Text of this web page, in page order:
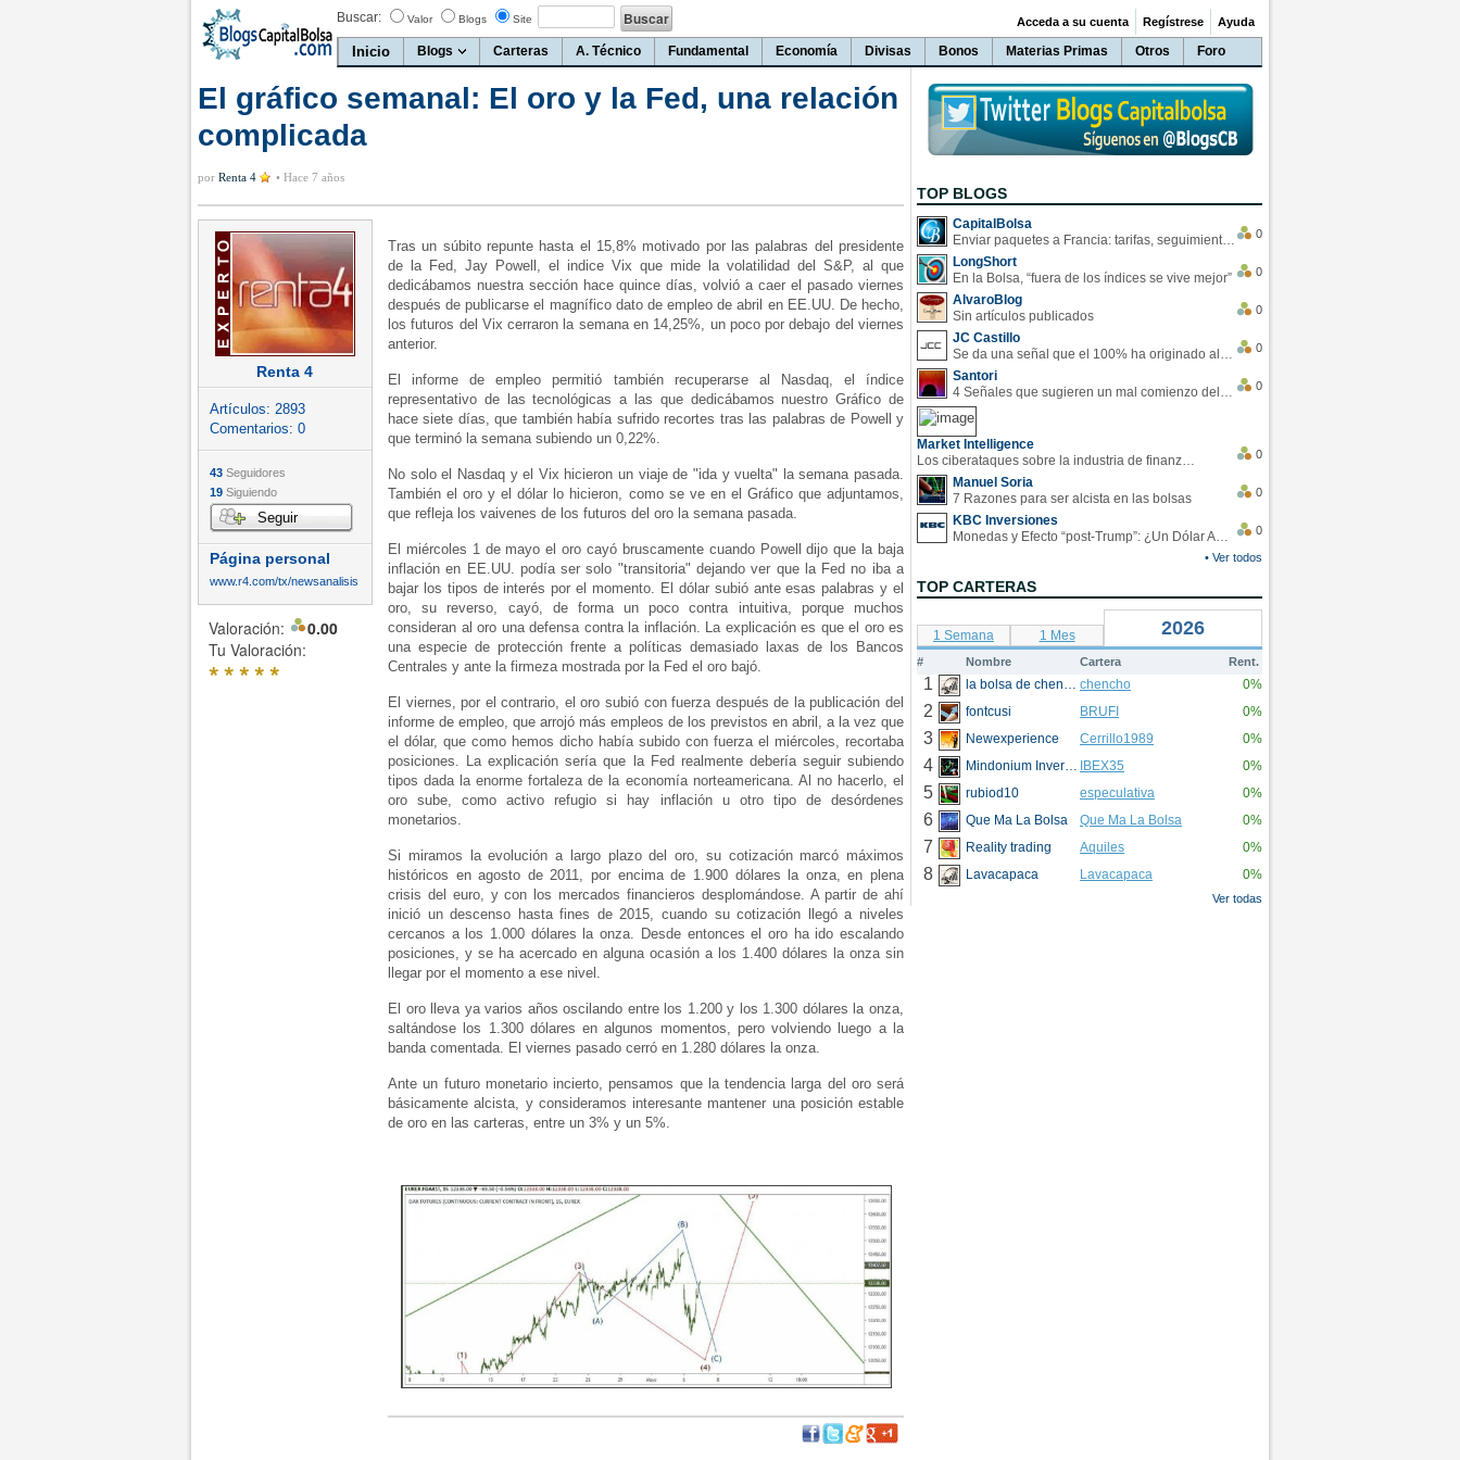
Buscar: Valor Blogs Site
Inicio Blogs Carteras A. Técnico Fundamental Economía Divisas Bonos Materias Primas Otros Foro
Acceda a su cuenta Regístrese Ayuda
El gráfico semanal: El oro y la Fed, una relación
complicada
por Renta 4 • Hace 7 años
Renta 4
Artículos: 2893
Comentarios: 0
43 Seguidores
19 Siguiendo
Seguir
Página personal
www.r4.com/tx/newsanalisis
Valoración:
0.00
Tu Valoración:
*****
Tras un súbito repunte hasta el 15,8% motivado por las palabras del presidente
de la Fed, Jay Powell, el indice Vix que mide la volatilidad del S&P, al que
dedicábamos nuestra sección hace quince días, volvió a caer el pasado viernes
después de publicarse el magnífico dato de empleo de abril en EE.UU. De hecho,
los futuros del Vix cerraron la semana en 14,25%, un poco por debajo del viernes
anterior.
El informe de empleo permitió también recuperarse al Nasdaq, el índice
representativo de las tecnológicas a las que dedicábamos nuestro Gráfico de
hace siete días, que también había sufrido recortes tras las palabras de Powell y
que terminó la semana subiendo un 0,22%.
No solo el Nasdaq y el Vix hicieron un viaje de "ida y vuelta" la semana pasada.
También el oro y el dólar lo hicieron, como se ve en el Gráfico que adjuntamos,
que refleja los vaivenes de los futuros del oro la semana pasada.
El miércoles 1 de mayo el oro cayó bruscamente cuando Powell dijo que la baja
inflación en EE.UU. podía ser solo "transitoria" dejando ver que la Fed no iba a
bajar los tipos de interés por el momento. El dólar subió ante esas palabras y el
oro, su reverso, cayó, de forma un poco contra intuitiva, porque muchos
consideran al oro una defensa contra la inflación. La explicación es que el oro es
una especie de protección frente a políticas demasiado laxas de los Bancos
Centrales y ante la firmeza mostrada por la Fed el oro bajó.
El viernes, por el contrario, el oro subió con fuerza después de la publicación del
informe de empleo, que arrojó más empleos de los previstos en abril, a la vez que
el dólar, que como hemos dicho había subido con fuerza el miércoles, recortaba
posiciones. La explicación sería que la Fed realmente debería seguir subiendo
tipos dada la enorme fortaleza de la economía norteamericana. Al no hacerlo, el
oro sube, como activo refugio si hay inflación u otro tipo de desórdenes
monetarios.
Si miramos la evolución a largo plazo del oro, su cotización marcó máximos
históricos en agosto de 2011, por encima de 1.900 dólares la onza, en plena
crisis del euro, y con los mercados financieros desplomándose. A partir de ahí
inició un descenso hasta fines de 2015, cuando su cotización llegó a niveles
cercanos a los 1.000 dólares la onza. Desde entonces el oro ha ido escalando
posiciones, y se ha acercado en alguna ocasión a los 1.400 dólares la onza sin
llegar por el momento a ese nivel.
El oro lleva ya varios años oscilando entre los 1.200 y los 1.300 dólares la onza,
saltándose los 1.300 dólares en algunos momentos, pero volviendo luego a la
banda comentada. El viernes pasado cerró en 1.280 dólares la onza.
Ante un futuro monetario incierto, pensamos que la tendencia larga del oro será
básicamente alcista, y consideramos interesante mantener una posición estable
de oro en las carteras, entre un 3% y un 5%.
TOP BLOGS
CapitalBolsa
Enviar paquetes a Francia: tarifas, seguimiento y ventajas destacadas
0
LongShort
En la Bolsa, “fuera de los índices se vive mejor”
0
AlvaroBlog
Sin artículos publicados
0
JC Castillo
Se da una señal que el 100% ha originado alzas en las bolsas
0
Santori
4 Señales que sugieren un mal comienzo del 3T de la economía EEUU
0
Market Intelligence
Los ciberataques sobre la industria de finanzas se han duplicado este año
0
Manuel Soria
7 Razones para ser alcista en las bolsas
0
KBC Inversiones
Monedas y Efecto “post-Trump”: ¿Un Dólar Americano operando en rangos?
0
• Ver todos
TOP CARTERAS
1 Semana 1 Mes 2026
# Nombre Cartera Rent.
1 la bolsa de chencho chencho 0%
2 fontcusi BRUFI 0%
3 Newexperience Cerrillo1989 0%
4 Mindonium Inversions IBEX35 0%
5 rubiod10 especulativa 0%
6 Que Ma La Bolsa Que Ma La Bolsa 0%
7 Reality trading Aquiles 0%
8 Lavacapaca Lavacapaca 0%
Ver todas